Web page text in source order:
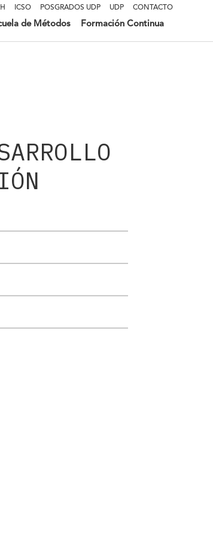
ICSO POSGRADOS UDP UDP CONTACTO
de Métodos Formación Continua